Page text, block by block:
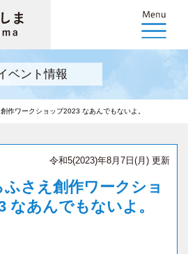
ベント情報
作ワークショップ2023 なあんでもないよ。
令和5(2023)年8月7日(月) 更新
さえ創作ワークショ
なあんでもないよ。